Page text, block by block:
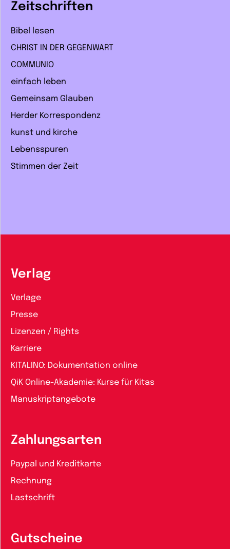
Zeitschriften
Bibel lesen
CHRIST IN DER GEGENWART
COMMUNIO
einfach leben
Gemeinsam Glauben
Herder Korrespondenz
kunst und kirche
Lebensspuren
Stimmen der Zeit
Verlag
Verlage
Presse
Lizenzen / Rights
Karriere
KITALINO: Dokumentation online
QiK Online-Akademie: Kurse für Kitas
Manuskriptangebote
Zahlungsarten
Paypal und Kreditkarte
Rechnung
Lastschrift
Gutscheine